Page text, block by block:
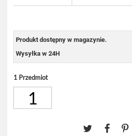
Produkt dostępny w magazynie.
Wysyłka w 24H
1 Przedmiot